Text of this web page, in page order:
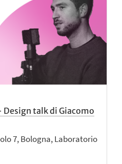
talk di Giacomo
7, Bologna, Laboratorio